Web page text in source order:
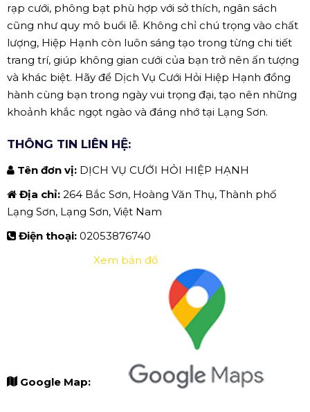
rạp cưới, phông bạt phù hợp với sở thích, ngân sách
cũng như quy mô buổi lễ. Không chỉ chú trọng vào chất
lượng, Hiệp Hạnh còn luôn sáng tạo trong từng chi tiết
trang trí, giúp không gian cưới của bạn trở nên ấn tượng
và khác biệt. Hãy để Dịch Vụ Cưới Hỏi Hiệp Hạnh đồng
hành cùng bạn trong ngày vui trọng đại, tạo nên những
khoảnh khắc ngọt ngào và đáng nhớ tại Lạng Sơn.
THÔNG TIN LIÊN HỆ:
Tên đơn vị: DỊCH VỤ CƯỚI HỎI HIỆP HẠNH
Địa chỉ: 264 Bắc Sơn, Hoàng Văn Thụ, Thành phố
Lạng Sơn, Lạng Sơn, Việt Nam
Điện thoại: 02053876740
Google Map:
Xem bản đồ